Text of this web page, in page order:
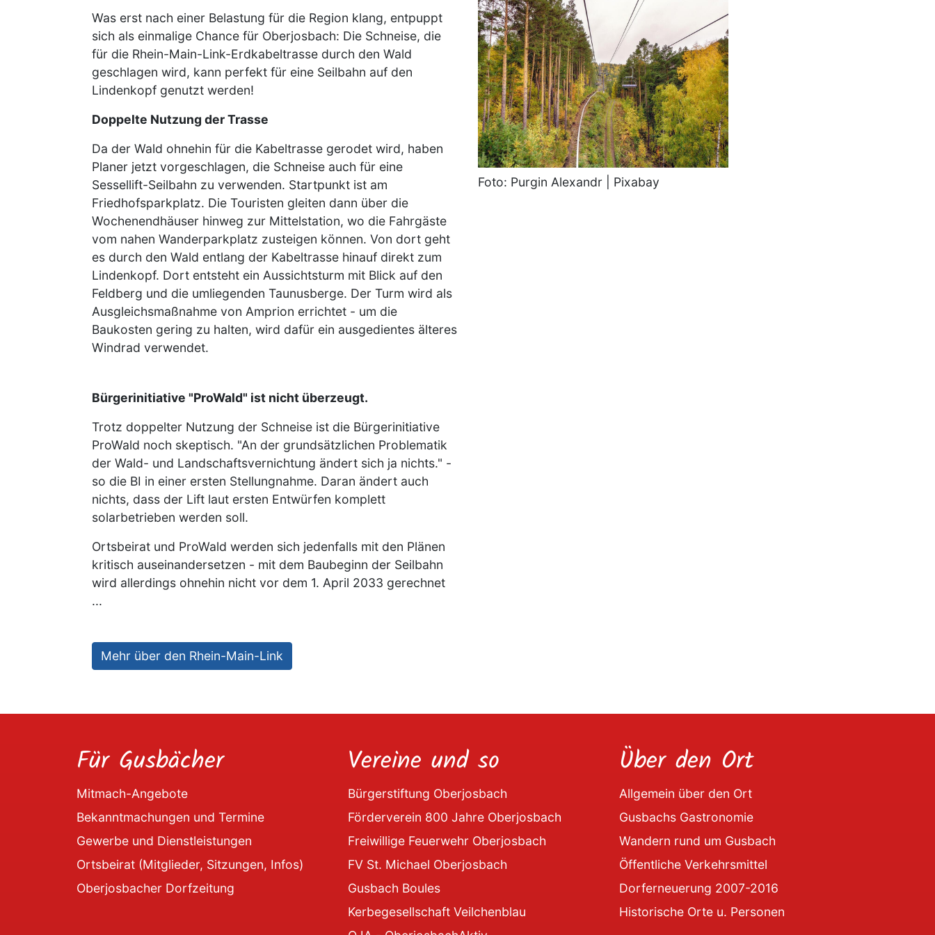
Was erst nach einer Belastung für die Region klang, entpuppt
sich als einmalige Chance für Oberjosbach: Die Schneise, die
für die Rhein-Main-Link-Erdkabeltrasse durch den Wald
geschlagen wird, kann perfekt für eine Seilbahn auf den
Lindenkopf genutzt werden!
Doppelte Nutzung der Trasse
Da der Wald ohnehin für die Kabeltrasse gerodet wird, haben
Planer jetzt vorgeschlagen, die Schneise auch für eine
Sessellift-Seilbahn zu verwenden. Startpunkt ist am
Friedhofsparkplatz. Die Touristen gleiten dann über die
Wochenendhäuser hinweg zur Mittelstation, wo die Fahrgäste
vom nahen Wanderparkplatz zusteigen können. Von dort geht
es durch den Wald entlang der Kabeltrasse hinauf direkt zum
Lindenkopf. Dort entsteht ein Aussichtsturm mit Blick auf den
Feldberg und die umliegenden Taunusberge. Der Turm wird als
Ausgleichsmaßnahme von Amprion errichtet - um die
Baukosten gering zu halten, wird dafür ein ausgedientes älteres
Windrad verwendet.
Foto: Purgin Alexandr | Pixabay
Bürgerinitiative "ProWald" ist nicht überzeugt.
Trotz doppelter Nutzung der Schneise ist die Bürgerinitiative
ProWald noch skeptisch. "An der grundsätzlichen Problematik
der Wald- und Landschaftsvernichtung ändert sich ja nichts." -
so die BI in einer ersten Stellungnahme. Daran ändert auch
nichts, dass der Lift laut ersten Entwürfen komplett
solarbetrieben werden soll.
Ortsbeirat und ProWald werden sich jedenfalls mit den Plänen
kritisch auseinandersetzen - mit dem Baubeginn der Seilbahn
wird allerdings ohnehin nicht vor dem 1. April 2033 gerechnet
...
Mehr über den Rhein-Main-Link
Für Gusbächer
Mitmach-Angebote
Bekanntmachungen und Termine
Gewerbe und Dienstleistungen
Ortsbeirat (Mitglieder, Sitzungen, Infos)
Oberjosbacher Dorfzeitung
Vereine und so
Bürgerstiftung Oberjosbach
Förderverein 800 Jahre Oberjosbach
Freiwillige Feuerwehr Oberjosbach
FV St. Michael Oberjosbach
Gusbach Boules
Kerbegesellschaft Veilchenblau
Über den Ort
Allgemein über den Ort
Gusbachs Gastronomie
Wandern rund um Gusbach
Öffentliche Verkehrsmittel
Dorferneuerung 2007-2016
Historische Orte u. Personen